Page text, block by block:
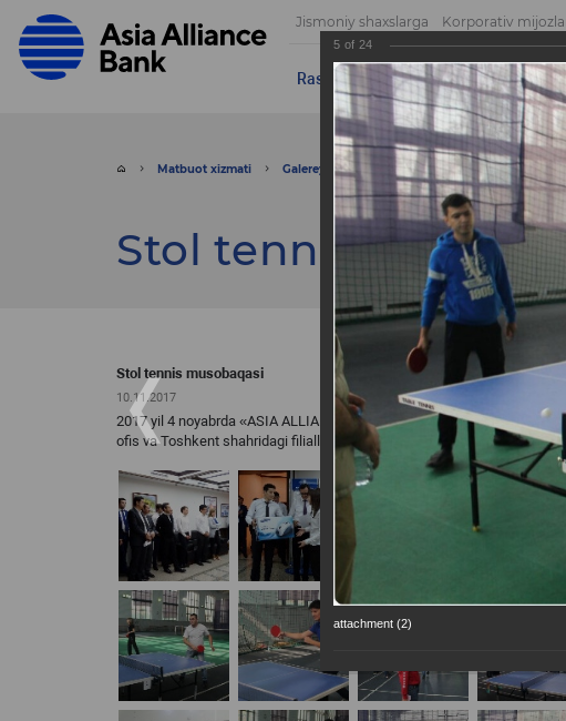
Jismoniy shaxslarga Korporativ
Rasmlar Videolar Murojaatni
Matbuot xizmati Galereya Stol tennis
Stol tennis
Stol tennis musobaqasi
10.11.2017
2017 yil 4 noyabrda «ASIA ALLIANCE BANK» ATB Yoshlar Ittifoqi
ofis va Toshkent shahridagi filiallar xodimlari oʻrtasida stol tennisi
5 of 24
attachment (2)